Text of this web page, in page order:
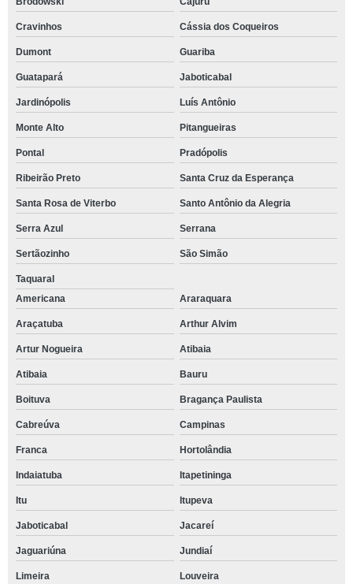
Cravinhos Cássia dos Coqueiros
Dumont Guariba
Guatapará Jaboticabal
Jardinópolis Luís Antônio
Monte Alto Pitangueiras
Pontal Pradópolis
Ribeirão Preto Santa Cruz da Esperança
Santa Rosa de Viterbo Santo Antônio da Alegria
Serra Azul Serrana
Sertãozinho São Simão
Taquaral
Americana
Araraquara
Araçatuba Arthur Alvim
Artur Nogueira Atibaia
Atibaia Bauru
Boituva Bragança Paulista
Cabreúva Campinas
Franca Hortolândia
Indaiatuba Itapetininga
Itu Itupeva
Jaboticabal Jacareí
Jaguariúna Jundiaí
Limeira Louveira